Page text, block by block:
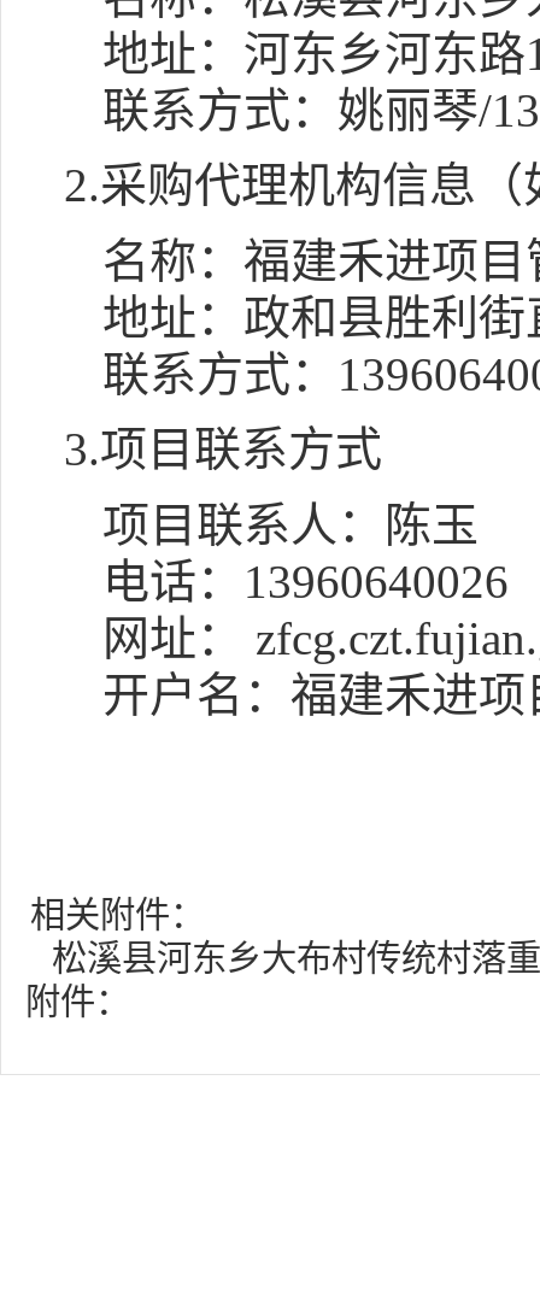
地址： 河东乡河东路
联系方式： 姚丽琴/
2.采购代理机构信息（
名称： 福建禾进项
地址： 政和县胜利街
联系方式：
3.项目联系方式
项目联系人：
陈玉
电话： 13960640026
网址：
开户名： 福建禾进
相关附件：
松溪县河东乡大布村传统村落
附件：